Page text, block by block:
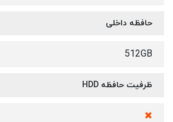
حافظه داخلی
512GB
ظرفیت حافظه HDD